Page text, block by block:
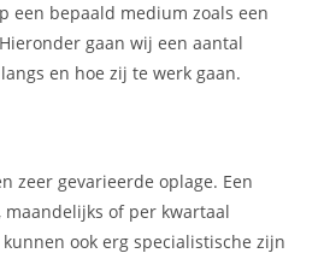
een bepaald medium zoals een
gaan wij een aantal
en hoe zij te werk gaan.
zeer gevarieerde oplage. Een
maandelijks of per kwartaal
ook erg specialistische zijn